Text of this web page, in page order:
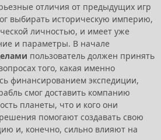
отличия от предыдущих игр
выбирать историческую империю,
личностью, и имеет уже
и параметры. В начале
пользователь должен принять
того, какая именно
финансированием экспедиции,
смог доставить компанию
планеты, что и кого они
помогают создавать свою
и, конечно, сильно влияют на